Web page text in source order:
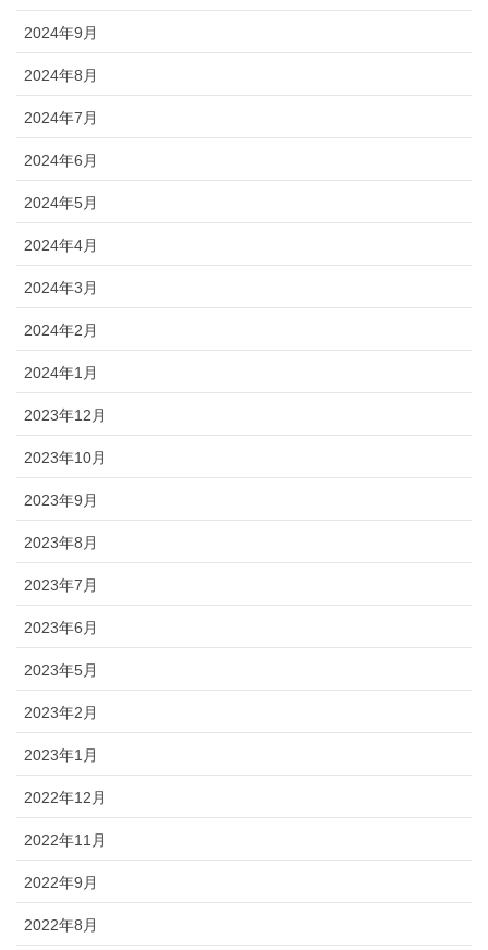
2024年9月
2024年8月
2024年7月
2024年6月
2024年5月
2024年4月
2024年3月
2024年2月
2024年1月
2023年12月
2023年10月
2023年9月
2023年8月
2023年7月
2023年6月
2023年5月
2023年2月
2023年1月
2022年12月
2022年11月
2022年9月
2022年8月